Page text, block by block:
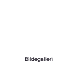
Bildegalleri